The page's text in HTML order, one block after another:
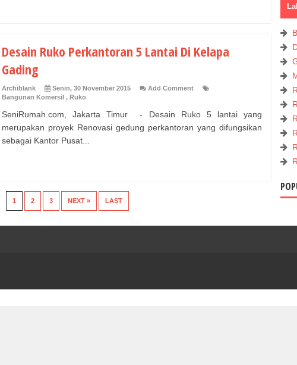
Desain Ruko Perkantoran 5 Lantai Di Kelapa
Gading
Archiblank Senin, 30 November 2015
Add Comment
Bangunan Komersil , Ruko
SeniRumah.com, Jakarta Timur - Desain Ruko 5 lantai yang
merupakan proyek Renovasi gedung perkantoran yang difungsikan
sebagai Kantor Pusat...
1 2 3 NEXT » LAST